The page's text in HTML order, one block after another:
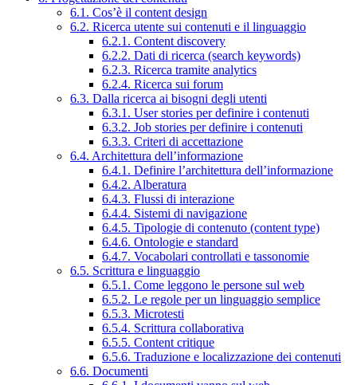
6.1. Cos’è il content design
6.2. Ricerca utente sui contenuti e il linguaggio
6.2.1. Content discovery
6.2.2. Dati di ricerca (search keywords)
6.2.3. Ricerca tramite analytics
6.2.4. Ricerca sui forum
6.3. Dalla ricerca ai bisogni degli utenti
6.3.1. User stories per definire i contenuti
6.3.2. Job stories per definire i contenuti
6.3.3. Criteri di accettazione
6.4. Architettura dell’informazione
6.4.1. Definire l’architettura dell’informazione
6.4.2. Alberatura
6.4.3. Flussi di interazione
6.4.4. Sistemi di navigazione
6.4.5. Tipologie di contenuto (content type)
6.4.6. Ontologie e standard
6.4.7. Vocabolari controllati e tassonomie
6.5. Scrittura e linguaggio
6.5.1. Come leggono le persone sul web
6.5.2. Le regole per un linguaggio semplice
6.5.3. Microtesti
6.5.4. Scrittura collaborativa
6.5.5. Content critique
6.5.6. Traduzione e localizzazione dei contenuti
6.6. Documenti